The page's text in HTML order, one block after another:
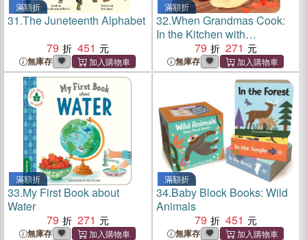
滿額折
31.The Juneteenth Alphabet
79
451
無庫存
滿額折
32.When Grandmas Cook:
In the Kitchen with
Grandmas, Nonnas, and
Abuelas
79 271
無庫存
滿額折
33.My First Book about
Water
79
271
無庫存
滿額折
34.Baby Block Books: Wild
Animals
79
451
無庫存